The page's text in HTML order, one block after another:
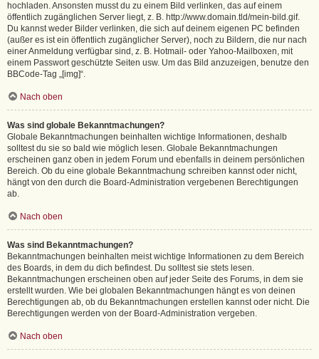
hochladen. Ansonsten musst du zu einem Bild verlinken, das auf einem
öffentlich zugänglichen Server liegt, z. B. http://www.domain.tld/mein-bild.gif.
Du kannst weder Bilder verlinken, die sich auf deinem eigenen PC befinden
(außer es ist ein öffentlich zugänglicher Server), noch zu Bildern, die nur nach
einer Anmeldung verfügbar sind, z. B. Hotmail- oder Yahoo-Mailboxen, mit
einem Passwort geschützte Seiten usw. Um das Bild anzuzeigen, benutze den
BBCode-Tag „[img]“.
Nach oben
Was sind globale Bekanntmachungen?
Globale Bekanntmachungen beinhalten wichtige Informationen, deshalb
solltest du sie so bald wie möglich lesen. Globale Bekanntmachungen
erscheinen ganz oben in jedem Forum und ebenfalls in deinem persönlichen
Bereich. Ob du eine globale Bekanntmachung schreiben kannst oder nicht,
hängt von den durch die Board-Administration vergebenen Berechtigungen
ab.
Nach oben
Was sind Bekanntmachungen?
Bekanntmachungen beinhalten meist wichtige Informationen zu dem Bereich
des Boards, in dem du dich befindest. Du solltest sie stets lesen.
Bekanntmachungen erscheinen oben auf jeder Seite des Forums, in dem sie
erstellt wurden. Wie bei globalen Bekanntmachungen hängt es von deinen
Berechtigungen ab, ob du Bekanntmachungen erstellen kannst oder nicht. Die
Berechtigungen werden von der Board-Administration vergeben.
Nach oben